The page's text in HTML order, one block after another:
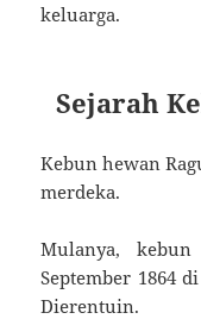
keluarga.
Sejarah
Kebun hewan
merdeka.
Mulanya,
September 1864
Dierentuin.